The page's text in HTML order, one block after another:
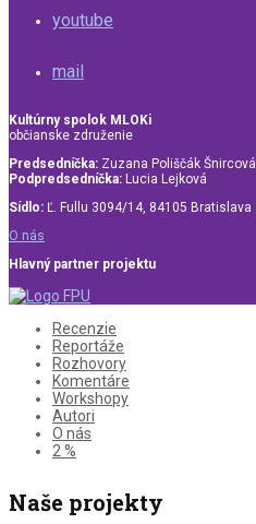
youtube
mail
Kultúrny spolok MLOKi
občianske združenie
Predsedníčka: Zuzana Poliščák Šnircová
Podpredsedníčka: Lucia Lejková
Sídlo: Ľ. Fullu 3094/14, 84105 Bratislava
O nás
Hlavný partner projektu
Recenzie
Reportáže
Rozhovory
Komentáre
Workshopy
Autori
O nás
2 %
Naše projekty